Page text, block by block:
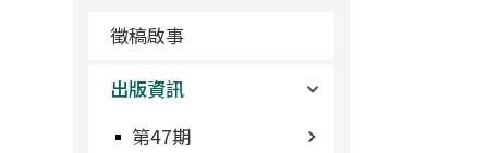
徵稿啟事
出版資訊
第47期